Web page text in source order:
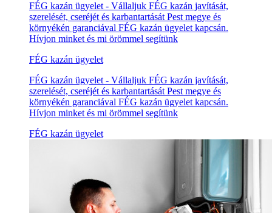
FÉG kazán ügyelet - Vállaljuk FÉG kazán javítását,
szerelését, cseréjét és karbantartását Pest megye és
környékén garanciával FÉG kazán ügyelet kapcsán.
Hívjon minket és mi örömmel segítünk
FÉG kazán ügyelet
FÉG kazán ügyelet - Vállaljuk FÉG kazán javítását,
szerelését, cseréjét és karbantartását Pest megye és
környékén garanciával FÉG kazán ügyelet kapcsán.
Hívjon minket és mi örömmel segítünk
FÉG kazán ügyelet